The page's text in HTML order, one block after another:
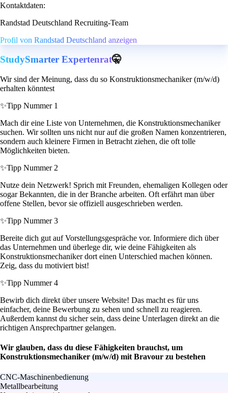
Kontaktdaten:
Randstad Deutschland Recruiting-Team
Profil von Randstad Deutschland anzeigen
StudySmarter Expertenrat🤫
Wir sind der Meinung, dass du so Konstruktionsmechaniker (m/w/d)
erhalten könntest
✨Tipp Nummer 1
Mach dir eine Liste von Unternehmen, die Konstruktionsmechaniker
suchen. Wir sollten uns nicht nur auf die großen Namen konzentrieren,
sondern auch kleinere Firmen in Betracht ziehen, die oft tolle
Möglichkeiten bieten.
✨Tipp Nummer 2
Nutze dein Netzwerk! Sprich mit Freunden, ehemaligen Kollegen oder
sogar Bekannten, die in der Branche arbeiten. Oft erfährt man über
offene Stellen, bevor sie offiziell ausgeschrieben werden.
✨Tipp Nummer 3
Bereite dich gut auf Vorstellungsgespräche vor. Informiere dich über
das Unternehmen und überlege dir, wie deine Fähigkeiten als
Konstruktionsmechaniker dort einen Unterschied machen können.
Zeig, dass du motiviert bist!
✨Tipp Nummer 4
Bewirb dich direkt über unsere Website! Das macht es für uns
einfacher, deine Bewerbung zu sehen und schnell zu reagieren.
Außerdem kannst du sicher sein, dass deine Unterlagen direkt an die
richtigen Ansprechpartner gelangen.
Wir glauben, dass du diese Fähigkeiten brauchst, um
Konstruktionsmechaniker (m/w/d) mit Bravour zu bestehen
CNC-Maschinenbedienung
Metallbearbeitung